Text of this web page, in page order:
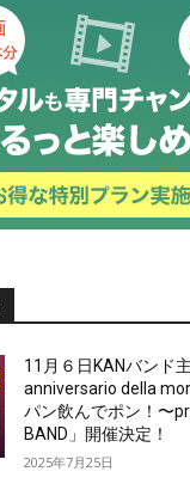
11月６日KANバンド
anniversario della
パン飲んでポン！〜
BAND」開催決定！
2025年7月25日